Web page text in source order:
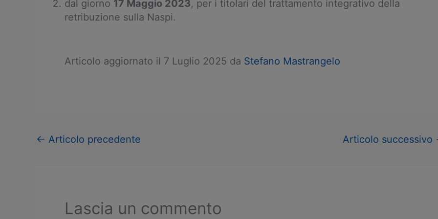
dal giorno 17 Maggio 2023, per i titolari del trattamento integrativo della
retribuzione sulla Naspi.
Articolo aggiornato il 7 Luglio 2025 da Stefano Mastrangelo
← Articolo precedente Articolo successivo
Lascia un commento